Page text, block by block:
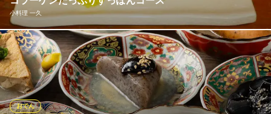
薩摩おでんと炉端焼 つむぎ
海鮮・ろばた焼
鹿児島市電（系統2）高見橋電停 徒歩3分
鹿児島県鹿児島市西田1-3-21 2F
小料理 一久
添える具材は「焼きネギ」と「豆腐」のみ。 スープは1時間かけ
てじっくりと煮込みます。最近は健康志向でのすっぽん。是非
『すっぽん鍋コース』でお楽しみください。新鮮なお刺身も絶
品！唐揚げも食べ易く最後の雑炊は絶品です。
おでん